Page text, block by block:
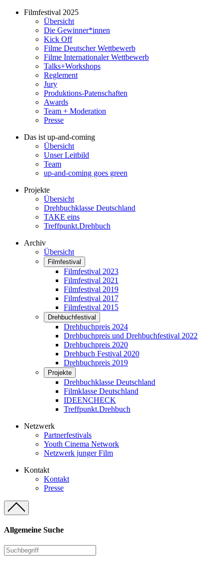
Filmfestival 2025
Übersicht
Die Gewinner*innen
Kick Off
Filme Deutscher Wettbewerb
Filme Internationaler Wettbewerb
Talks+Workshops
Reglement
Jury
Produktions-Patenschaften
Awards
Team + Moderation
Presse
Das ist up-and-coming
Übersicht
Unser Leitbild
Team
up-and-coming goes green
Projekte
Übersicht
Drehbuchklasse Deutschland
TAKE eins
Treffpunkt.Drehbuch
Archiv
Übersicht
Filmfestival
Filmfestival 2023
Filmfestival 2021
Filmfestival 2019
Filmfestival 2017
Filmfestival 2015
Drehbuchfestival
Drehbuchpreis 2024
Drehbuchpreis und Drehbuchfestival 2022
Drehbuchpreis 2020
Drehbuch Festival 2020
Drehbuchpreis 2019
Projekte
Drehbuchklasse Deutschland
Filmklasse Deutschland
IDEENCHECK
Treffpunkt.Drehbuch
Netzwerk
Partnerfestivals
Youth Cinema Network
Netzwerk junger Film
Kontakt
Kontakt
Presse
Allgemeine Suche